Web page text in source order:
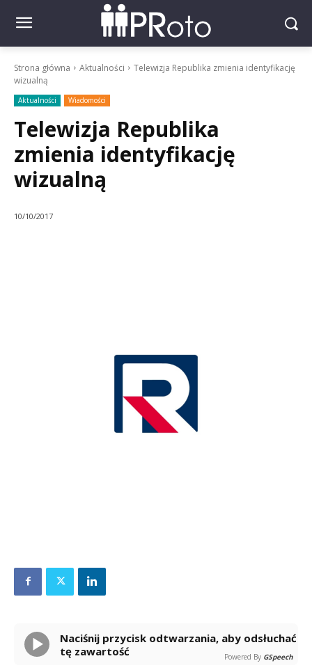
Strona główna Aktualności
Telewizja Republika zmienia identyfikację
wizualną
Aktualności Wiadomości
Telewizja Republika
zmienia identyfikację
wizualną
10/10/2017
Naciśnij przycisk odtwarzania, aby odsłuchać
tę zawartość
Powered By GSpeech